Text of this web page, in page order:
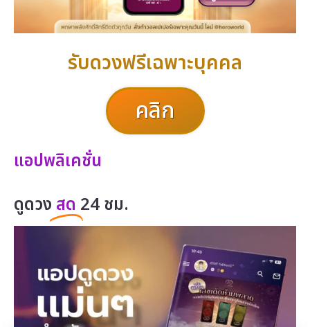
รับดวงฟรีเฉพาะบุคคล
คลิก
แอปพลิเคชั่น
ดูดวง สด 24 ชม.